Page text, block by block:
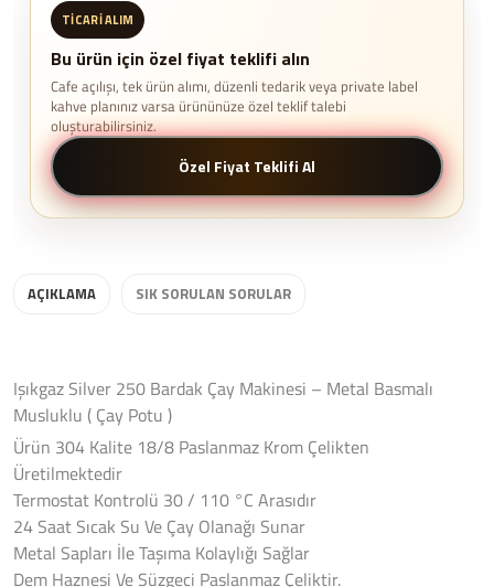
TICARI ALIM
Bu ürün için özel fiyat teklifi alın
Cafe açılışı, tek ürün alımı, düzenli tedarik veya private label
kahve planınız varsa ürününüze özel teklif talebi
oluşturabilirsiniz.
Özel Fiyat Teklifi Al
AÇIKLAMA SIK SORULAN SORULAR
Işıkgaz Silver 250 Bardak Çay Makinesi – Metal Basmalı
Musluklu ( Çay Potu )
Ürün 304 Kalite 18/8 Paslanmaz Krom Çelikten
Üretilmektedir
Termostat Kontrolü 30 / 110 °C Arasıdır
24 Saat Sıcak Su Ve Çay Olanağı Sunar
Metal Sapları İle Taşıma Kolaylığı Sağlar
Dem Haznesi Ve Süzgeci Paslanmaz Çeliktir.